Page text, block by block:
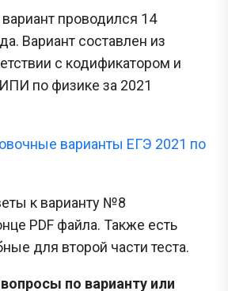
проводился 14
Вариант составлен из
с кодификатором и
по физике за 2021
варианты ЕГЭ 2021 по
к варианту №8
PDF файла. Также есть
для второй части теста.
по варианту или